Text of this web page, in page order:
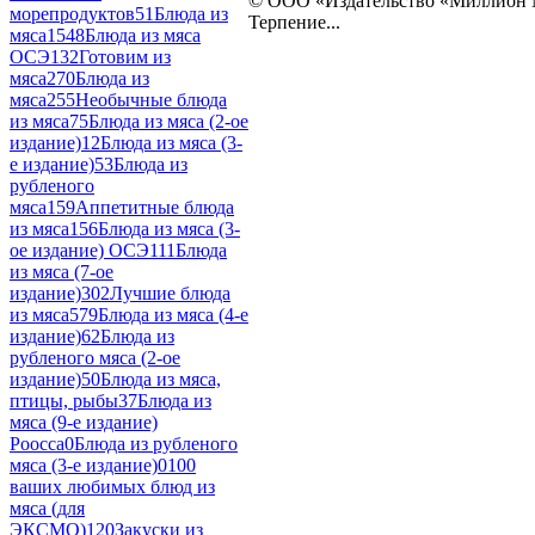
морепродуктов51Блюда из
мяса1548Блюда из мяса
ОСЭ132Готовим из
мяса270Блюда из
мяса255Необычные блюда
из мяса75Блюда из мяса (2-ое
издание)12Блюда из мяса (3-
е издание)53Блюда из
рубленого
мяса159Аппетитные блюда
из мяса156Блюда из мяса (3-
ое издание) ОСЭ111Блюда
из мяса (7-ое
издание)302Лучшие блюда
из мяса579Блюда из мяса (4-е
издание)62Блюда из
рубленого мяса (2-ое
издание)50Блюда из мяса,
птицы, рыбы37Блюда из
мяса (9-е издание)
Роосса0Блюда из рубленого
мяса (3-е издание)0100
ваших любимых блюд из
мяса (для
ЭКСМО)120Закуски из
Терпение...